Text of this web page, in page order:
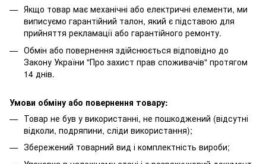
Якщо товар має механічні або електричні елементи, ми
виписуємо гарантійний талон, який є підставою для
прийняття рекламації або гарантійного ремонту.
Обмін або повернення здійснюється відповідно до
Закону України "Про захист прав споживачів" протягом
14 днів.
Умови обміну або повернення товару:
Товар не був у використанні, не пошкоджений (відсутні
відколи, подряпини, сліди використання);
Збережений товарний вид і комплектність вироби;